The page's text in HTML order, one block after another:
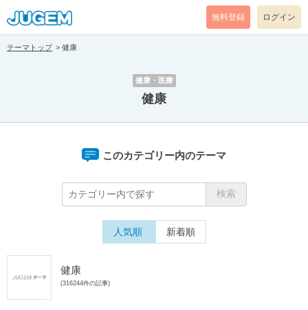
無料登録 ログイン
テーマトップ 健康
健康・医療
健康
このカテゴリー内のテーマ
人気順 新着順
健康
(316244件の記事)